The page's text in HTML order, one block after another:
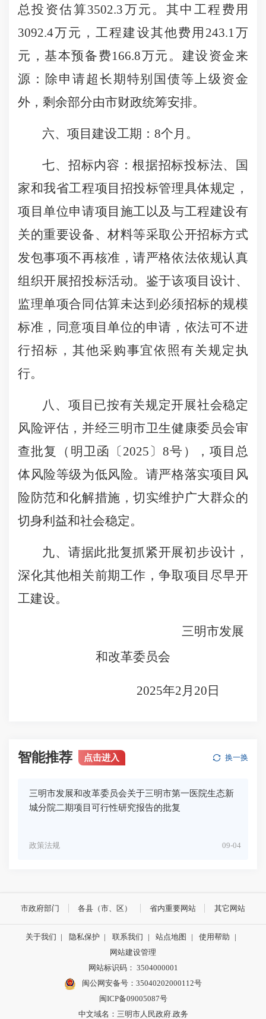
总投资估算3502.3万元。 其中工程费用
3092.4万元，工程建设其他费用243.1万
元，基本预备费166.8万元。 建设资金来
源：除申请超长期特别国债等上级资金
外 ， 剩余部分由市财政统筹安排。
六、项目建设工期：8个月。
七、招标内容：根据招标投标法、国
家和我省工程项目招投标管理具体规定，
项目单位申请项目施工 以及与工程建设有
关的重要设备、材料等采取公开招标方式
发包事项不再核准，请严格依法依规认真
组织开展招投标活动。 鉴于该项目 设计、
监理单项合同估算未达到必须招标的规模
标准， 同意项目单位的申请， 依法可不进
行招标，其他采购事宜依照有关规定执
行。
八、 项目已按有关规定开展社会稳定
风险评估，并经三明市卫生健康委员会审
查批复
（ 明卫函 〔 2025 〕8号）
，项目总
体风险等级为低风险。请严格落实项目风
险防范和化解措施，切实维护广大群众的
切身利益和社会稳定。
九、请据此批复抓紧开展初步设计 ，
深化其他相关前期工作，争取项目尽早开
工建设。
三明市发展
和改革委员会
2025年2月 20 日
智能推荐 点击进入 换一换
三明市发展和改革委员会关于三明市第一医院生态新
城分院二期项目可行性研究报告的批复
09-04
政策法规
市政府部门 各县（市、区） 省内重要网站 其它网站
关于我们 | 隐私保护 | 联系我们 | 站点地图 | 使用帮助
|
网站建设管理
网站标识码： 3504000001
闽公网安备号：35040202000112号
闽ICP备09005087号
中文域名：三明市人民政府.政务